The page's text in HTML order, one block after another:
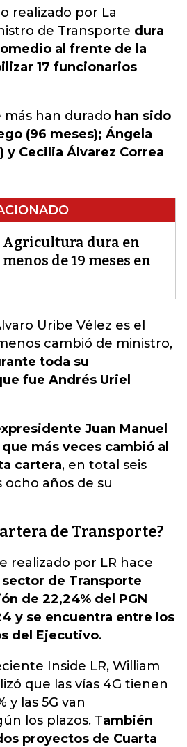
realizado por La
de Transporte dura
al frente de la
17 funcionarios
más han durado han sido
(96 meses); Ángela
y Cecilia Álvarez Correa
dura en
de 19 meses en
Uribe Vélez es el
cambió de ministro,
toda su
fue Andrés Uriel
Juan Manuel
más veces cambió al
cartera, en total seis
años de su
de Transporte?
realizado por LR hace
sector de Transporte
de 22,24% del PGN
y se encuentra entre los
del Ejecutivo.
Inside LR, William
que las vías 4G tienen
y las 5G van
los plazos. También
proyectos de Cuarta